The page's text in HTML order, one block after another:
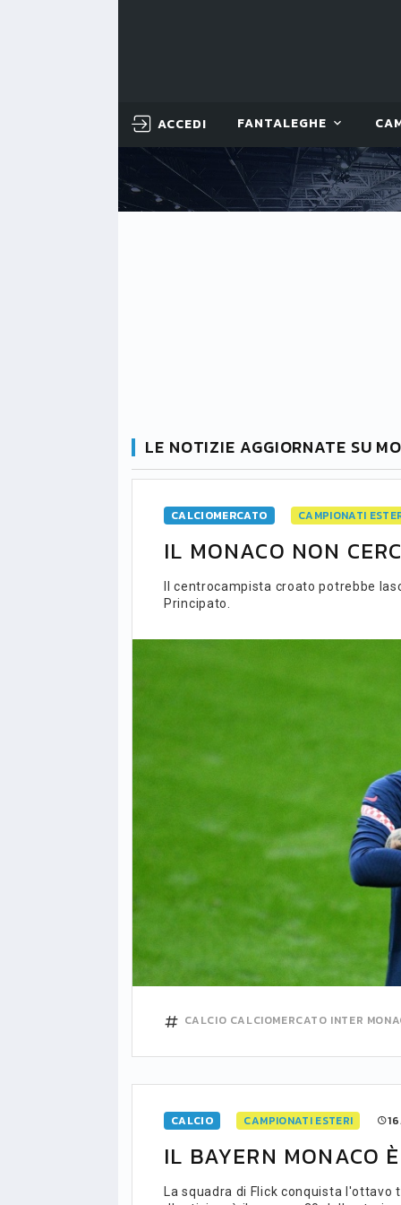
ACCEDI FANTALEGHE
LE NOTIZIE AGGIORNATE SU
CALCIOMERCATO CAMPIONATI
IL MONACO NON
Il centrocampista croato potrebbe
Principato.
CALCIO CALCIOMERCATO INTER
CALCIO CAMPIONATI ESTERI
IL BAYERN MONACO
La squadra di Flick conquista
LIGUE1